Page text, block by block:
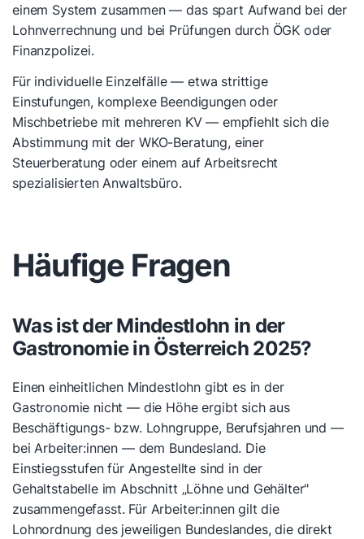
einem System zusammen — das spart Aufwand bei der
Lohnverrechnung und bei Prüfungen durch ÖGK oder
Finanzpolizei.
Für individuelle Einzelfälle — etwa strittige
Einstufungen, komplexe Beendigungen oder
Mischbetriebe mit mehreren KV — empfiehlt sich die
Abstimmung mit der WKO-Beratung, einer
Steuerberatung oder einem auf Arbeitsrecht
spezialisierten Anwaltsbüro.
Häufige Fragen
Was ist der Mindestlohn in der
Gastronomie in Österreich 2025?
Einen einheitlichen Mindestlohn gibt es in der
Gastronomie nicht — die Höhe ergibt sich aus
Beschäftigungs- bzw. Lohngruppe, Berufsjahren und —
bei Arbeiter:innen — dem Bundesland. Die
Einstiegsstufen für Angestellte sind in der
Gehaltstabelle im Abschnitt „Löhne und Gehälter"
zusammengefasst. Für Arbeiter:innen gilt die
Lohnordnung des jeweiligen Bundeslandes, die direkt